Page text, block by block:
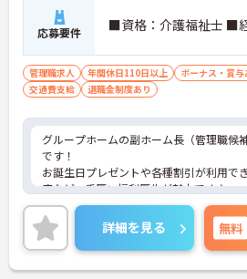
応募要件 ■資格：介護福祉士 ■
管理職求人 年間休日110日以上 ボーナス・賞与
交通費支給
退職金制度あり
グループホームの副ホーム長（管理職候
です！
お誕生日プレゼントや各種割引が利用で
度など、手厚い福利厚生が魅力です♪
定年制を撤廃しているため、腰を据えて
いただけます◎
ご興味のある方には、面接対策ポイント
に詳細をお話しいたしますのでお気軽に
さい！
詳細を見る 無料